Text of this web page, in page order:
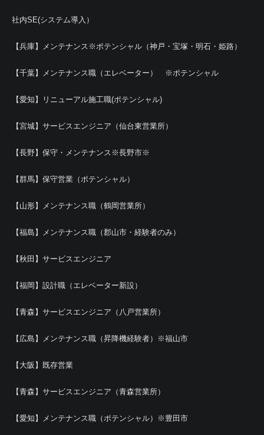
社内SE(システム導入）
【兵庫】メンテナンス※ポテンシャル（神戸・宝塚・明石・姫路）
【千葉】メンテナンス職（エレベーター） ※ポテンシャル
【愛知】リニューアル施工職(ポテンシャル)
【宮城】サービスエンジニア（仙台東営業所）
【長野】保守・メンテナンス※長野市※
【群馬】保守営業（ポテンシャル）
【山形】メンテナンス職（鶴岡営業所）
【福島】メンテナンス職（郡山市・経験者のみ）
【秋田】サービスエンジニア
【福岡】設計職（エレベーター新設）
【青森】サービスエンジニア（八戸営業所）
【広島】メンテナンス職（昇降機経験者）※福山市
【大阪】既存営業
【青森】サービスエンジニア（青森営業所）
【愛知】メンテナンス職（ポテンシャル）※豊田市